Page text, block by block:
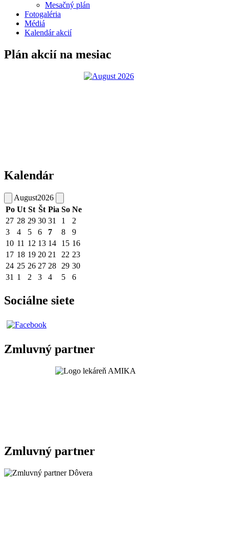
Mesačný plán
Fotogaléria
Médiá
Kalendár akcií
Plán akcií na mesiac
Kalendár
August2026
Po Ut St Št Pia So Ne
27 28 29 30 31 1
2
3
4 5 6 7 8
9
10 11 12 13 14 15 16
17 18 19 20 21 22 23
24 25 26 27 28 29 30
31 1 2 3 4 5 6
Sociálne siete
Zmluvný partner
Zmluvný partner